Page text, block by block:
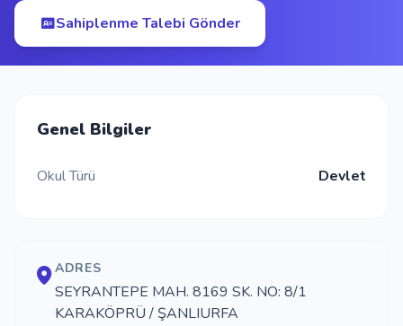
S.S.S.
Blog
Okul Ekle
Sahiplenme Talebi Gönder
Genel Bilgiler
Okul Türü Devlet
ADRES
SEYRANTEPE MAH. 8169 SK. NO: 8/1
KARAKÖPRÜ / ŞANLIURFA